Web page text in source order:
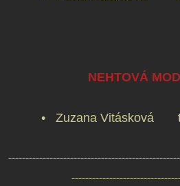
NEHTOVÁ
• Zuzana Vitásková